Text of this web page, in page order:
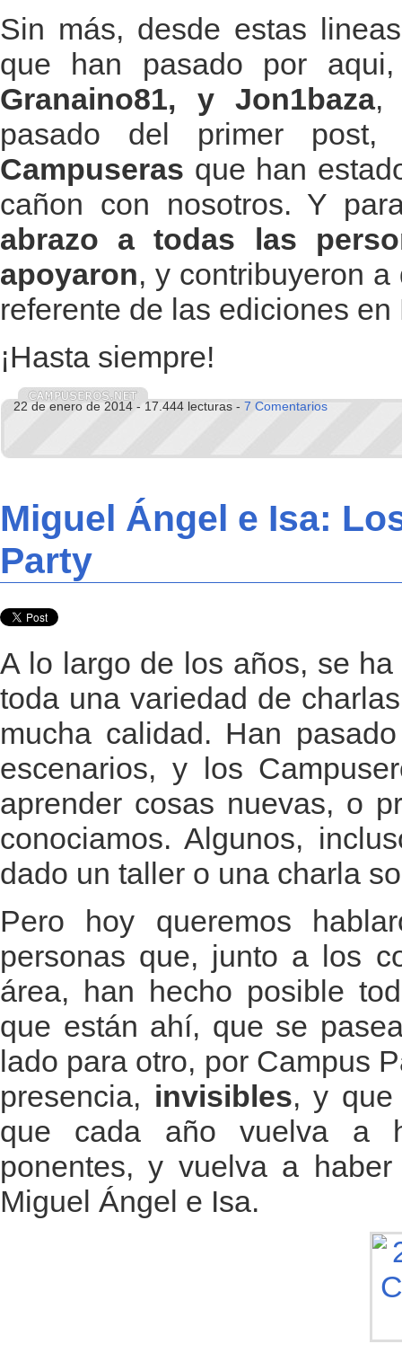
Sin más, desde estas
que han pasado por
Granaino81, y Jon1baza,
pasado del primer
Campuseras que han
cañon con nosotros. Y
abrazo a todas las
apoyaron, y contribuyeron
referente de las ediciones
¡Hasta siempre!
22 de enero de 2014 - 17.444 lecturas - 7 Comentarios
Miguel Ángel e Isa:
Party
A lo largo de los años, se
toda una variedad de
mucha calidad. Han
escenarios, y los
aprender cosas nuevas, o
conociamos. Algunos,
dado un taller o una charla
Pero hoy queremos
personas que, junto a los
área, han hecho posible
que están ahí, que se
lado para otro, por Campus
presencia, invisibles, y
que cada año vuelva a
ponentes, y vuelva a
Miguel Ángel e Isa.